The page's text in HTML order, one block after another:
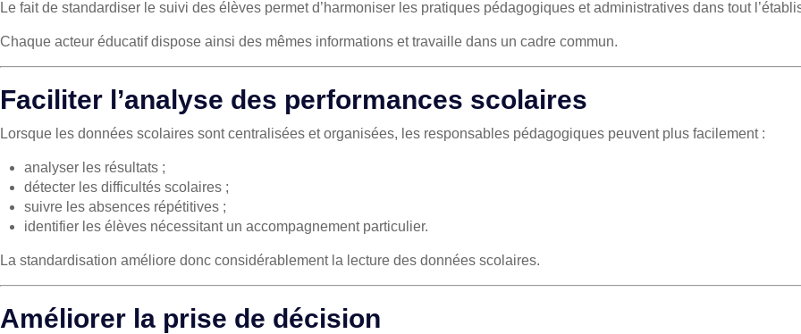
Le fait de standardiser le suivi des élèves permet d’harmoniser les pratiques pédagogiques et administratives dans tout
Chaque acteur éducatif dispose ainsi des mêmes informations et travaille dans un cadre commun.
Faciliter l’analyse des performances scolaires
Lorsque les données scolaires sont centralisées et organisées, les responsables pédagogiques peuvent plus facilement :
analyser les résultats ;
détecter les difficultés scolaires ;
suivre les absences répétitives ;
identifier les élèves nécessitant un accompagnement particulier.
La standardisation améliore donc considérablement la lecture des données scolaires.
Améliorer la prise de décision